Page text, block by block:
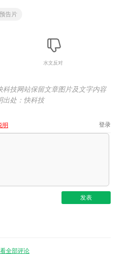
预告片
水文反对
技网站保留文章图片及文字内容
出处：快科技
明 登录
全部评论